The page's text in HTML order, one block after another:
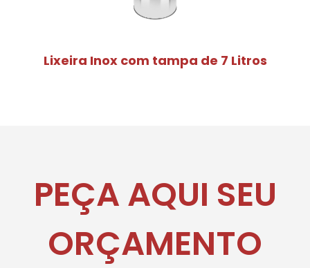
Lixeira Inox com tampa de 7 Litros
PEÇA AQUI SEU
ORÇAMENTO